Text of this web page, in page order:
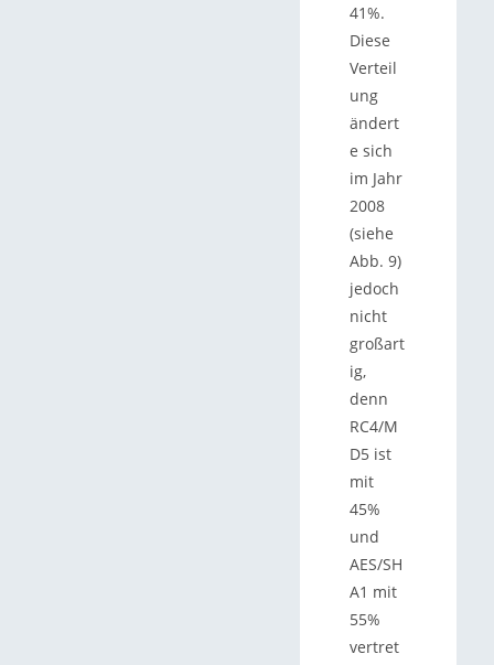
41%.
Diese
Verteil
ung
ändert
e sich
im Jahr
2008
(siehe
Abb. 9)
jedoch
nicht
großart
ig,
denn
RC4/M
D5 ist
mit
45%
und
AES/SH
A1 mit
55%
vertret